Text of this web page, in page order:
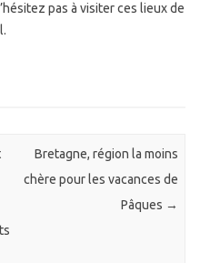
pas à visiter ces lieux de
Bretagne, région la moins
chère pour les vacances de
Pâques →